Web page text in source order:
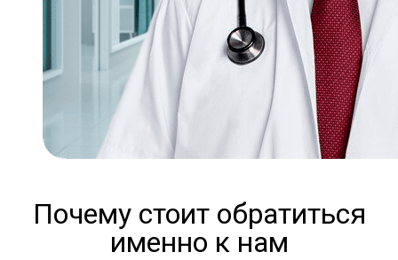
Почему стоит обратиться
именно к нам